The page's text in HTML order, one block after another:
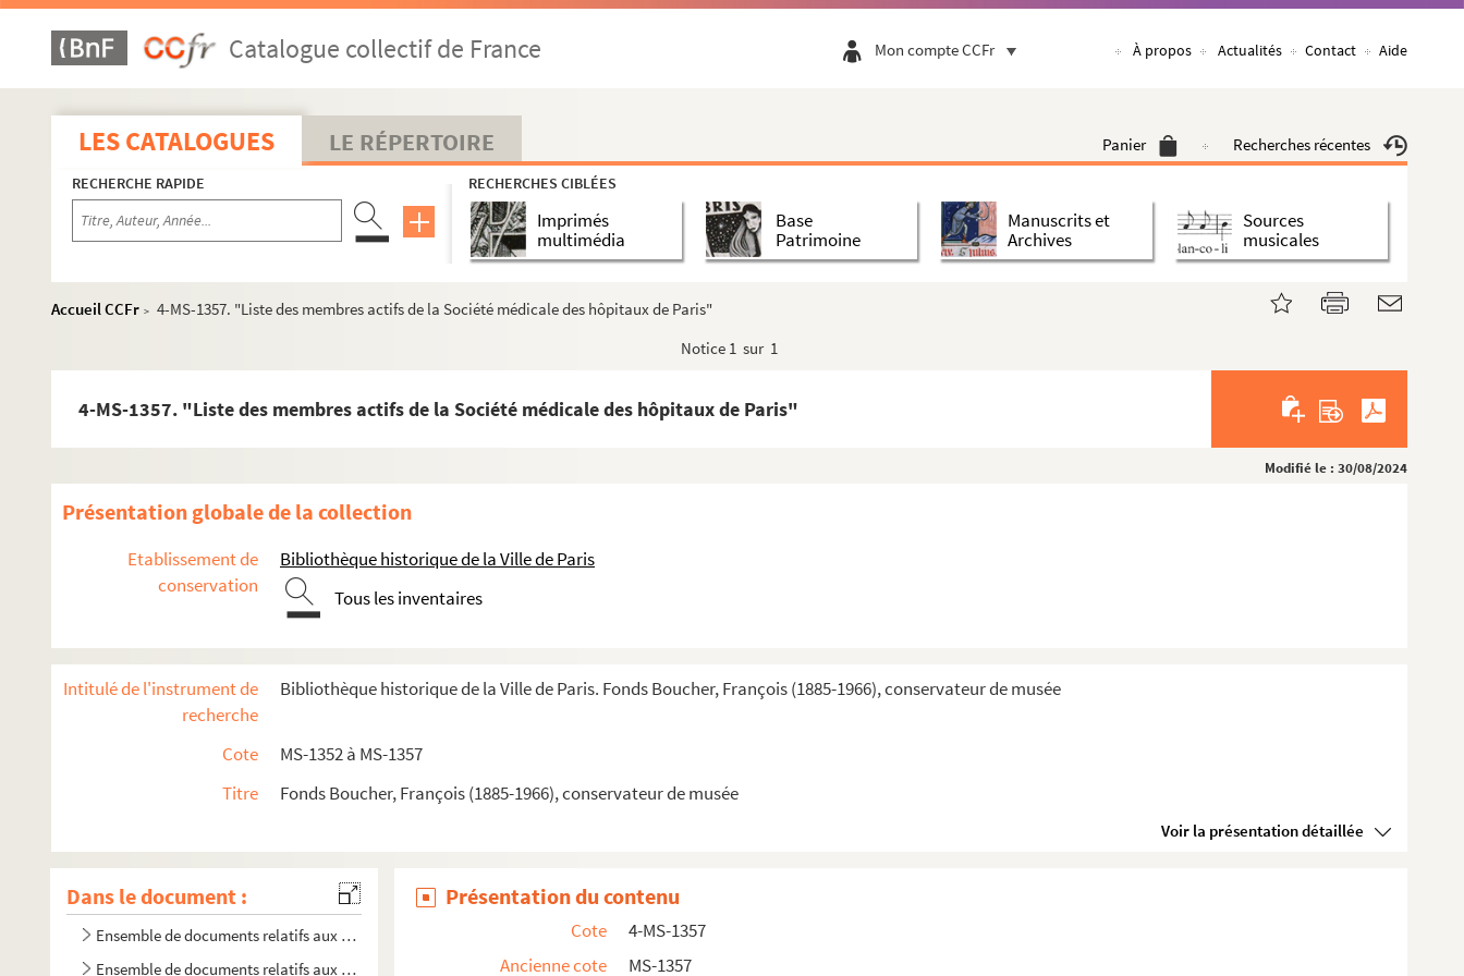
Catalogue collectif de France Mon compte CCFr À propos Actualités Contact Aide
LES CATALOGUES LE RÉPERTOIRE Panier Recherches récentes
RECHERCHE RAPIDE RECHERCHES CIBLÉES
Imprimés
multimédia
Base
Patrimoine
Manuscrits et
Archives
Sources
musicales
Accueil CCFr > 4-MS-1357. "Liste des membres actifs de la Société médicale des hôpitaux de Paris"
Notice 1 sur 1
4-MS-1357. "Liste des membres actifs de la Société médicale des hôpitaux de Paris"
Modifié le : 30/08/2024
Présentation globale de la collection
Etablissement de
conservation
Bibliothèque historique de la Ville de Paris
Tous les inventaires
Intitulé de l'instrument de
recherche
Bibliothèque historique de la Ville de Paris. Fonds Boucher, François (1885-1966), conservateur de musée
Cote
MS-1352 à MS-1357
Titre
Fonds Boucher, François (1885-1966), conservateur de musée
Voir la présentation détaillée
Dans le document :
Ensemble de documents relatifs aux musées de la ville de Paris
Ensemble de documents relatifs aux musées de la ville de Paris (suite)
Présentation du contenu
Cote
4-MS-1357
Ancienne cote
MS-1357